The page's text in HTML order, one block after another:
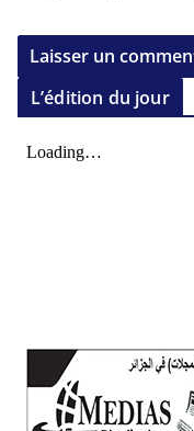
L’édition du jour